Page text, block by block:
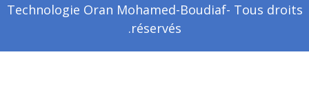
Technologie Oran Mohamed-Boudiaf- Tous
réservés.